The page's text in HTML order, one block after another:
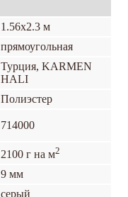
1.56х2.3 м
прямоугольная
Турция, KARMEN
HALI
Полиэстер
714000
2100 г на м2
9 мм
серый